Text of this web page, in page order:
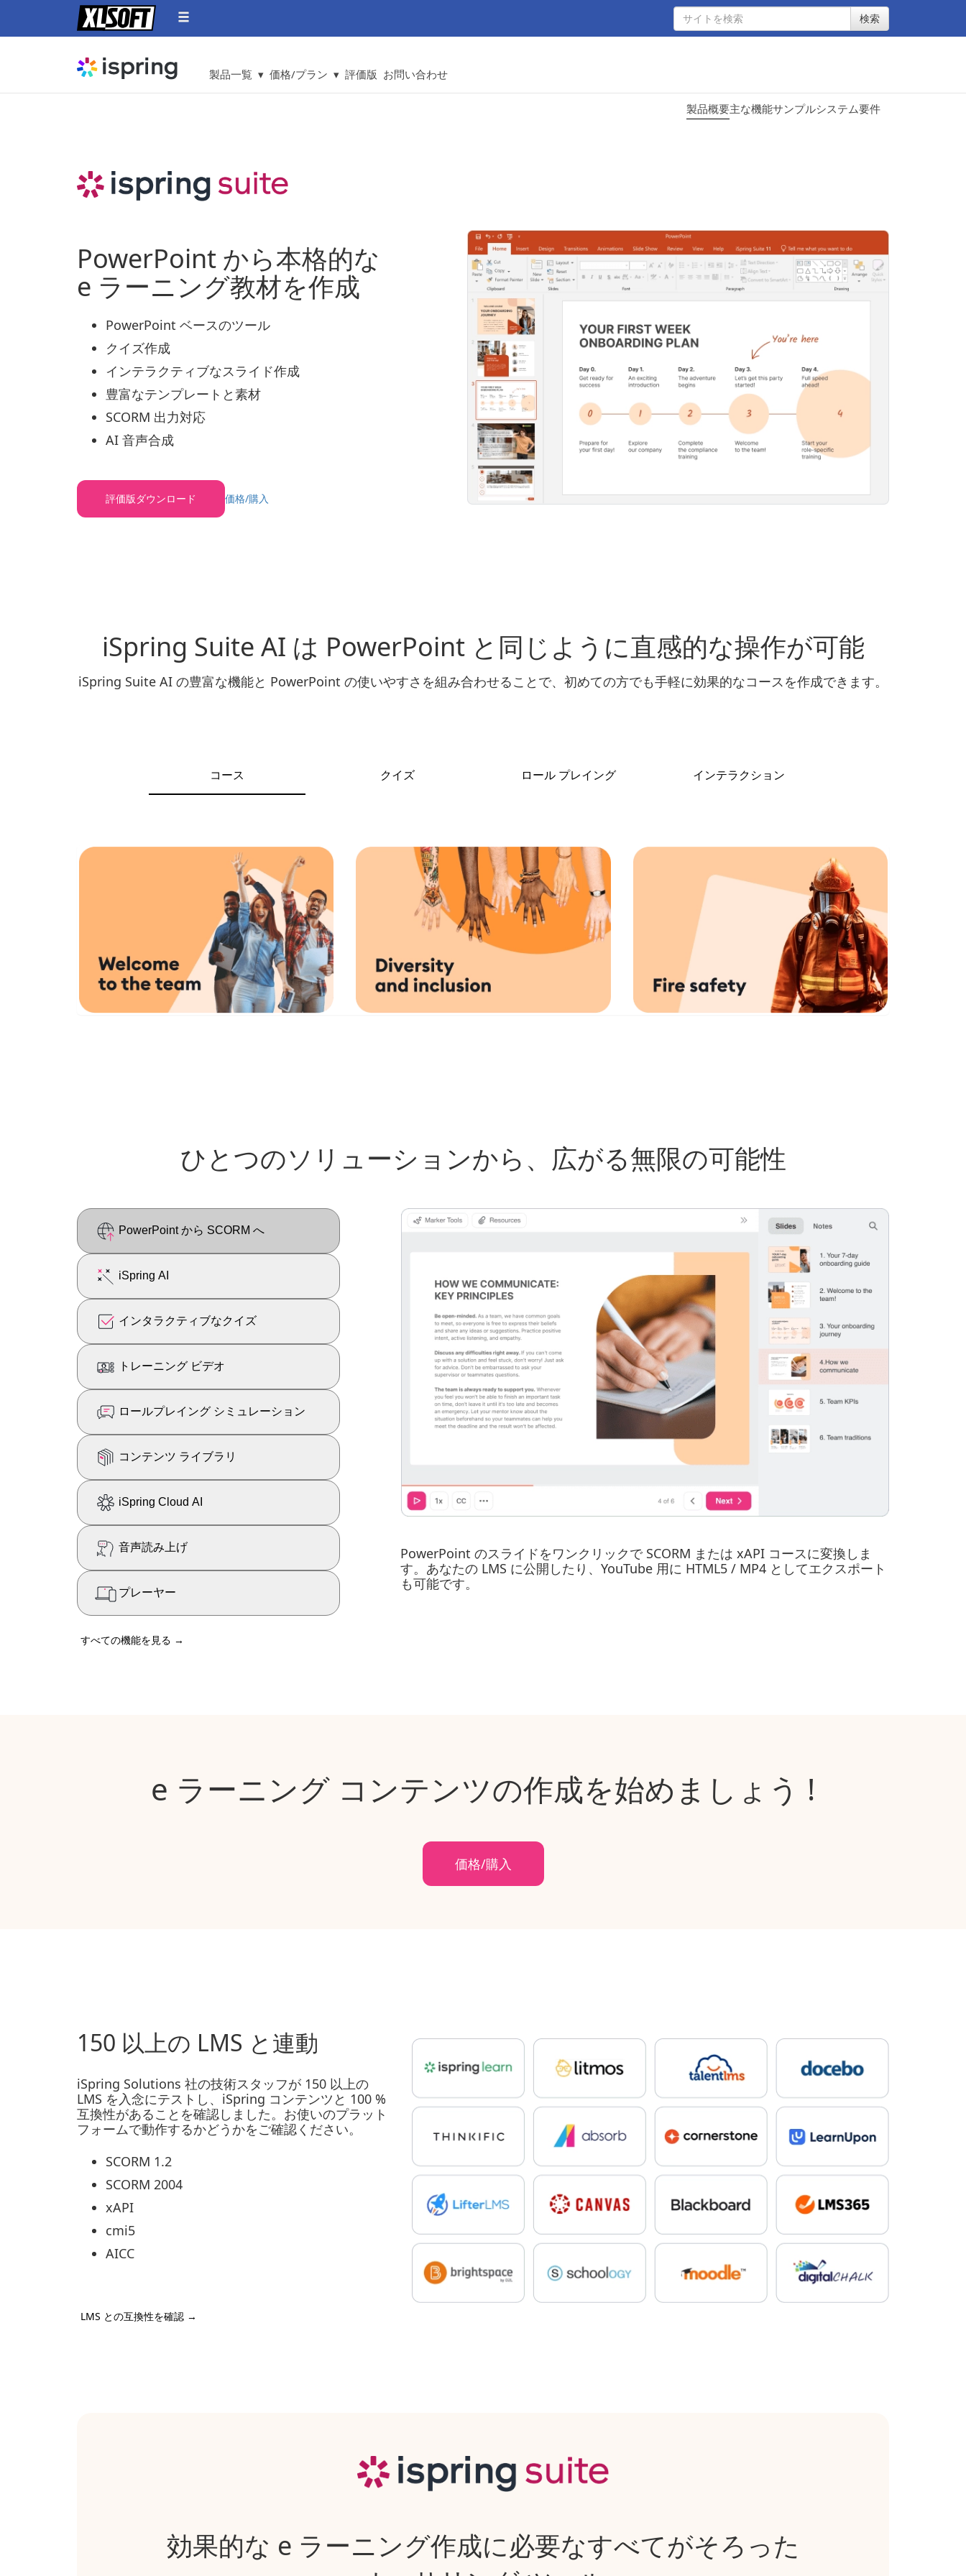
検索
製品一覧 ▾ 価格/プラン ▾ 評価版 お問い合わせ
製品概要主な機能サンプルシステム要件
PowerPoint から本格的な
e ラーニング教材を作成
PowerPoint ベースのツール
クイズ作成
インテラクティブなスライド作成
豊富なテンプレートと素材
SCORM 出力対応
AI 音声合成
評価版ダウンロード 価格/購入
iSpring Suite AI は PowerPoint と同じように直感的な操作が可能
iSpring Suite AI の豊富な機能と PowerPoint の使いやすさを組み合わせることで、初めての方でも手軽に効果的なコースを作成できます。
コース クイズ ロール プレイング インテラクション
ひとつのソリューションから、広がる無限の可能性
PowerPoint から SCORM へ
iSpring AI
インタラクティブなクイズ
トレーニング ビデオ
ロールプレイング シミュレーション
コンテンツ ライブラリ
iSpring Cloud AI
音声読み上げ
プレーヤー
PowerPoint のスライドをワンクリックで SCORM または xAPI コースに変換しま
す。あなたの LMS に公開したり、YouTube 用に HTML5 / MP4 としてエクスポート
も可能です。
すべての機能を見る →
e ラーニング コンテンツの作成を始めましょう !
価格/購入
150 以上の LMS と連動
iSpring Solutions 社の技術スタッフが 150 以上の
LMS を入念にテストし、iSpring コンテンツと 100 %
互換性があることを確認しました。お使いのプラット
フォームで動作するかどうかをご確認ください。
SCORM 1.2
SCORM 2004
xAPI
cmi5
AICC
LMS との互換性を確認 →
効果的な e ラーニング作成に必要なすべてがそろった